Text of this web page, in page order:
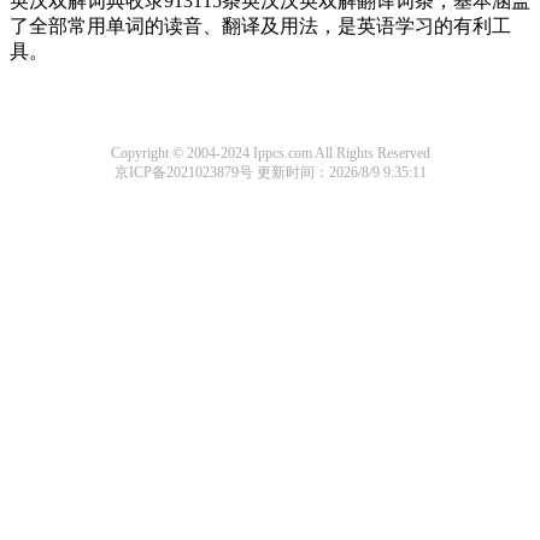
了全部常用单词的读音、翻译及用法，是英语学习的有利工
具。
Copyright © 2004-2024 Ippcs.com All Rights Reserved
京ICP备2021023879号 更新时间：2026/8/9 9:35:11